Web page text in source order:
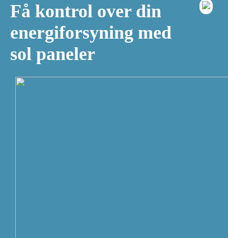
Få kontrol over din
energiforsyning med
sol paneler